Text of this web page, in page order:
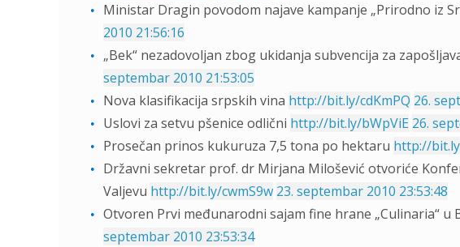
Ministar Dragin povodom najave kampanje „Prirodno iz
2010 21:56:16
„Bek“ nezadovoljan zbog ukidanja subvencija za
septembar 2010 21:53:05
Nova klasifikacija srpskih vina http://bit.ly/cdKmPQ 26.
Uslovi za setvu pšenice odlični http://bit.ly/bWpViE 26.
Prosečan prinos kukuruza 7,5 tona po hektaru http://
Državni sekretar prof. dr Mirjana Milošević otvoriće
Valjevu http://bit.ly/cwmS9w 23. septembar 2010 23:53:48
Otvoren Prvi međunarodni sajam fine hrane „Culinaria“ u
septembar 2010 23:53:34